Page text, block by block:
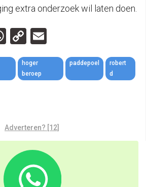
extra onderzoek wil laten doen.
WhatsApp
Copy
Link
hoger
beroep
paddepoel
robert
d
Adverteren? [12]